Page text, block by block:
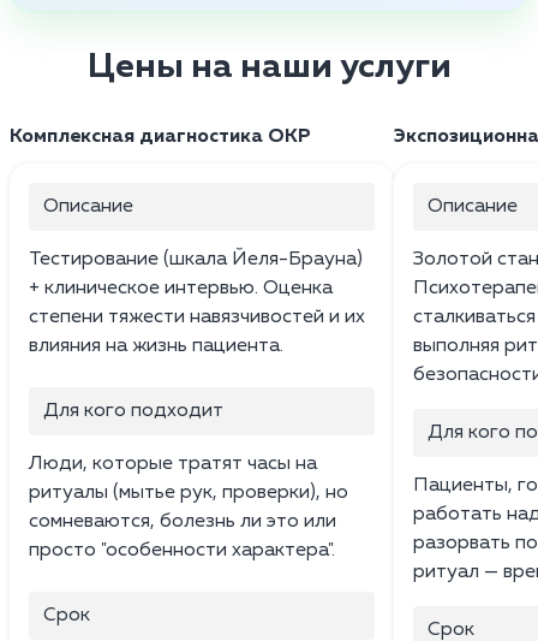
Цены на наши услуги
Комплексная диагностика ОКР
Описание
Тестирование (шкала Йеля-Брауна)
+ клиническое интервью. Оценка
степени тяжести навязчивостей и их
влияния на жизнь пациента.
Для кого подходит
Люди, которые тратят часы на
ритуалы (мытье рук, проверки), но
сомневаются, болезнь ли это или
просто "особенности характера".
Срок
Описание
Золотой
выполняя
Для кого
Пациенты,
работать
разорвать
ритуал —
Срок